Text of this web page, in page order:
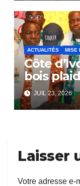
ACTUALITÉS MISE
Côte
bois
dialogue
JUIL 23, 2026
Laisser
Votre adresse e-